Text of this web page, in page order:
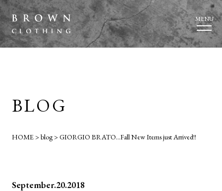
MENU
BLOG
HOME>blog>GIORGIO BRATO…Fall New Items just Arrived!!
September.20.2018